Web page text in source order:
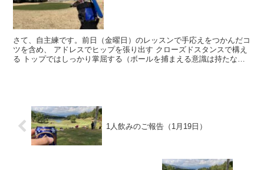
さて、自主練です。前日（金曜日）のレッスンで手応えをつかんだコ
ツを含め、 アドレスでヒップを張り出す クローズドスタンスで構え
る トップではしっかり掌屈する（ボールを捕まえる意識は持たな
1人飲みのご報告（1月19日）